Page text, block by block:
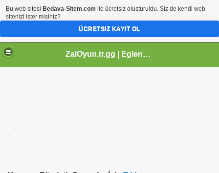
ZalOyun.tr.gg | Eglence Ve Yardım Platformu | Hosgeldiniz.
Bu web sitesi Bedava-Sitem.com ile ücretsiz oluşturuldu. Siz de kendi web
sitenizi ister misiniz?
ÜCRETSIZ KAYIT OL